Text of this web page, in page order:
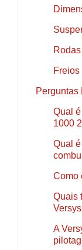
Rodas
Freios
Perguntas
Qual
1000
Qual
Como
Quais
A